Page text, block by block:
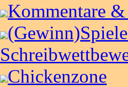
Kommentare
Chickenzone